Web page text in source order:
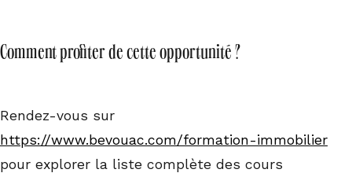
Comment profiter de cette opportunité ?
Rendez-vous sur
https://www.bevouac.com/formation-immobilier
pour explorer la liste complète des cours